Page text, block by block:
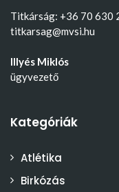
Titkárság: +36 70 630
titkarsag@mvsi.hu
Illyés Miklós
ügyvezető
Kategóriák
Atlétika
Birkózás